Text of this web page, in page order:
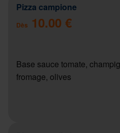
Pizza campione
Dès 10.00 €
Base sauce tomate,
fromage, olives